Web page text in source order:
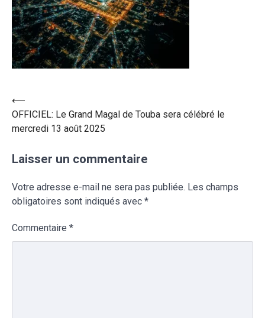
⟵
OFFICIEL: Le Grand Magal de Touba sera célébré le
mercredi 13 août 2025
Laisser un commentaire
Votre adresse e-mail ne sera pas publiée. Les champs
obligatoires sont indiqués avec *
Commentaire *